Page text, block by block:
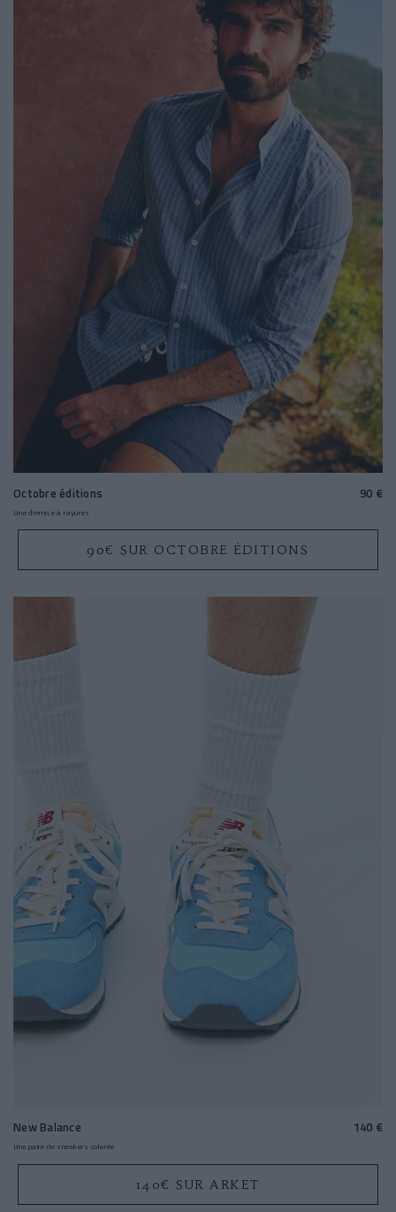
Octobre éditions 90 €
Une chemise à rayures
90€ SUR OCTOBRE ÉDITIONS
New Balance 140 €
Une paire de sneakers colorée
140€ SUR ARKET